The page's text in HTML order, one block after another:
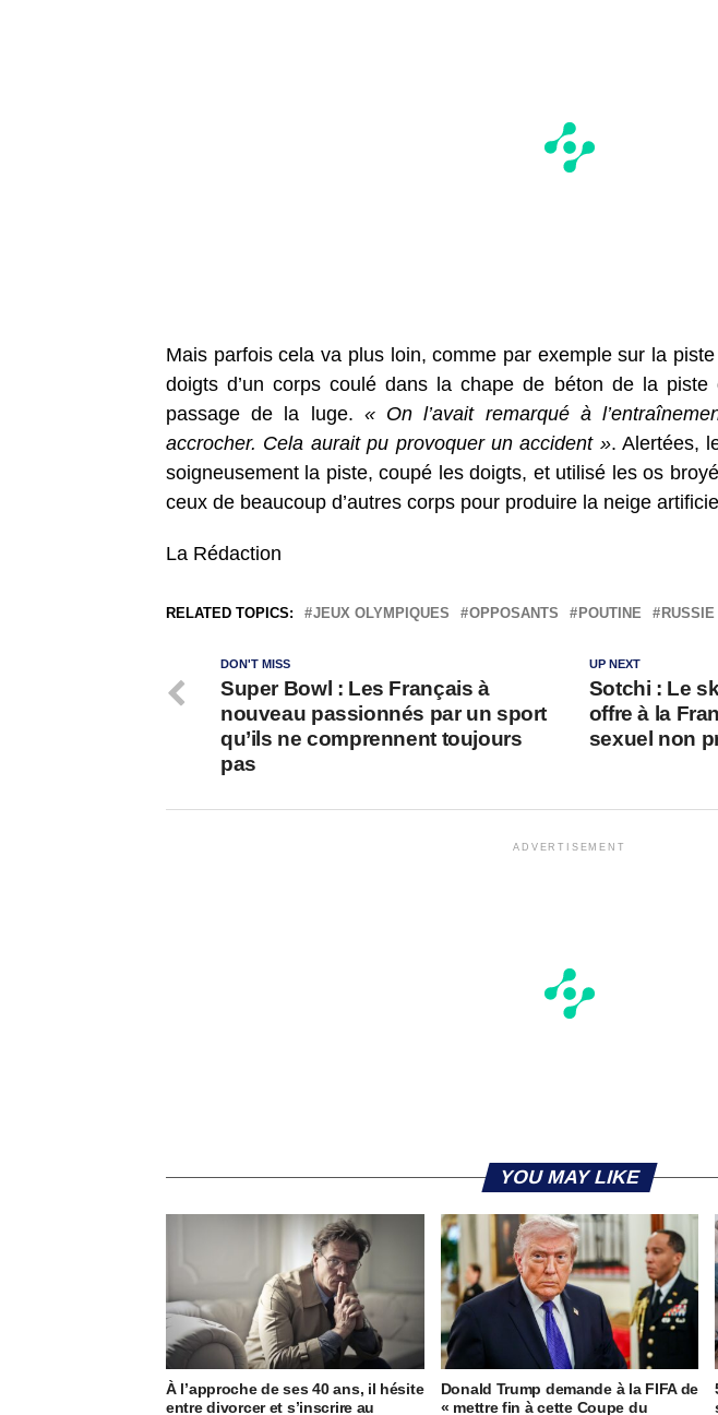
Mais parfois cela va plus loin, comme par exemple sur la
doigts d’un corps coulé dans la chape de béton de la
passage de la luge. « On l’avait remarqué à
accrocher. Cela aurait pu provoquer un accident ». Alertées,
soigneusement la piste, coupé les doigts, et utilisé les os
ceux de beaucoup d’autres corps pour produire la neige
La Rédaction
RELATED TOPICS: JEUX OLYMPIQUES OPPOSANTS POUTINE RUSSIE
UP NEXT
Sotchi : Le
offre à la
sexuel non
DON'T MISS
Super Bowl : Les Français à
nouveau passionnés par un sport
qu’ils ne comprennent toujours
pas
ADVERTISEMENT
YOU MAY LIKE
À l’approche de ses 40 ans, il hésite
entre divorcer et s’inscrire au
Donald Trump demande à la FIFA de
« mettre fin à cette Coupe du